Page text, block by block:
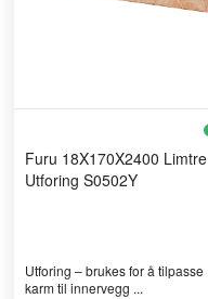
Furu 18X170X2400 Limtre
Utforing S0502Y
Utforing – brukes for å tilpasse
karm til innervegg ...